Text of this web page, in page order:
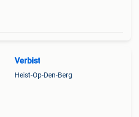
Verbist
Heist-Op-Den-Berg